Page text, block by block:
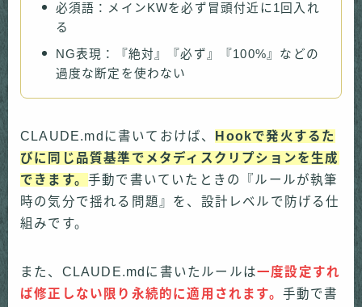
必須語：メインKWを必ず冒頭付近に1回入れ
る
NG表現：『絶対』『必ず』『100%』などの
過度な断定を使わない
CLAUDE.mdに書いておけば、
Hookで発火するた
びに同じ品質基準でメタディスクリプションを生成
できます。 手動で書いていたときの『ルールが執筆
時の気分で揺れる問題』を、設計レベルで防げる仕
組みです。
また、CLAUDE.mdに書いたルールは一度設定すれ
ば修正しない限り永続的に適用されます。 手動で書